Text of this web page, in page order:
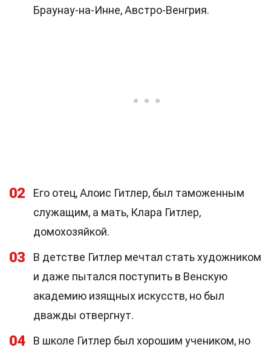
Браунау-на-Инне, Австро-Венгрия.
02
Его отец, Алоис Гитлер, был таможенным
служащим, а мать, Клара Гитлер,
домохозяйкой.
03
В детстве Гитлер мечтал стать художником
и даже пытался поступить в Венскую
академию изящных искусств, но был
дважды отвергнут.
04
В школе Гитлер был хорошим учеником, но